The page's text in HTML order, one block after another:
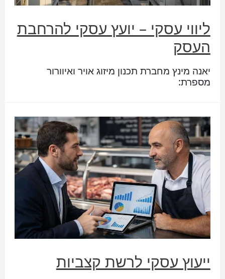
ליווי עסקי – יועץ עסקי להרחבת
העסק
יאנה מינץ מחברת תכנון מיזוג אויר ואיוורור
מספרת:
ייעוץ עסקי לרשת קצביות